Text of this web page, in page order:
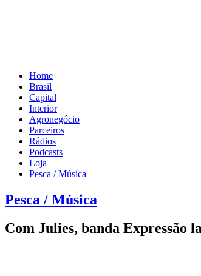
Home
Brasil
Capital
Interior
Agronegócio
Parceiros
Rádios
Podcasts
Loja
Pesca / Música
Pesca / Música
Com Julies, banda Expressão